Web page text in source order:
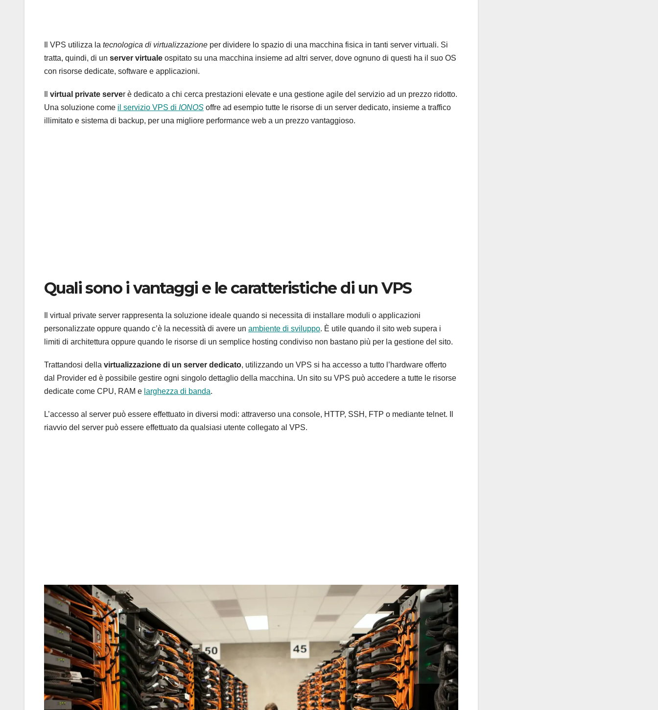
Il VPS utilizza la tecnologica di virtualizzazione per dividere lo spazio di una macchina fisica in tanti server virtuali. Si
tratta, quindi, di un server virtuale ospitato su una macchina insieme ad altri server, dove ognuno di questi ha il suo OS
con risorse dedicate, software e applicazioni.
virtual private server è dedicato a chi cerca prestazioni elevate e una gestione agile del servizio ad un prezzo ridotto.
Una soluzione come il servizio VPS di IONOS offre ad esempio tutte le risorse di un server dedicato, insieme a traffico
illimitato e sistema di backup, per una migliore performance web a un prezzo vantaggioso.
Quali sono i vantaggi e le caratteristiche di un VPS
Il virtual private server rappresenta la soluzione ideale quando si necessita di installare moduli o applicazioni
personalizzate oppure quando c’è la necessità di avere un ambiente di sviluppo. È utile quando il sito web supera i
limiti di architettura oppure quando le risorse di un semplice hosting condiviso non bastano più per la gestione del sito.
Trattandosi della virtualizzazione di un server dedicato, utilizzando un VPS si ha accesso a tutto l’hardware offerto
dal Provider ed è possibile gestire ogni singolo dettaglio della macchina. Un sito su VPS può accedere a tutte le risorse
dedicate come CPU, RAM e larghezza di banda.
L’accesso al server può essere effettuato in diversi modi: attraverso una console, HTTP, SSH, FTP o mediante telnet. Il
riavvio del server può essere effettuato da qualsiasi utente collegato al VPS.